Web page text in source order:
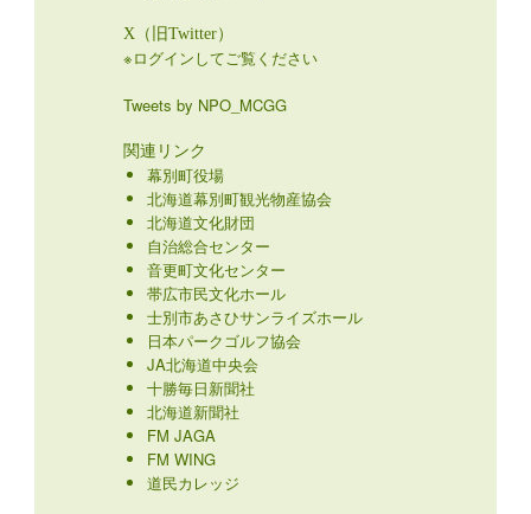
X（旧Twitter）
※ログインしてご覧ください
Tweets by NPO_MCGG
関連リンク
幕別町役場
北海道幕別町観光物産協会
北海道文化財団
自治総合センター
音更町文化センター
帯広市民文化ホール
士別市あさひサンライズホール
日本パークゴルフ協会
JA北海道中央会
十勝毎日新聞社
北海道新聞社
FM JAGA
FM WING
道民カレッジ